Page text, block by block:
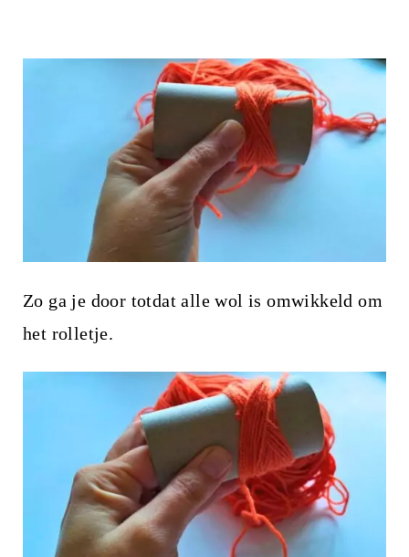
Zo ga je door totdat alle wol is omwikkeld om
het rolletje.